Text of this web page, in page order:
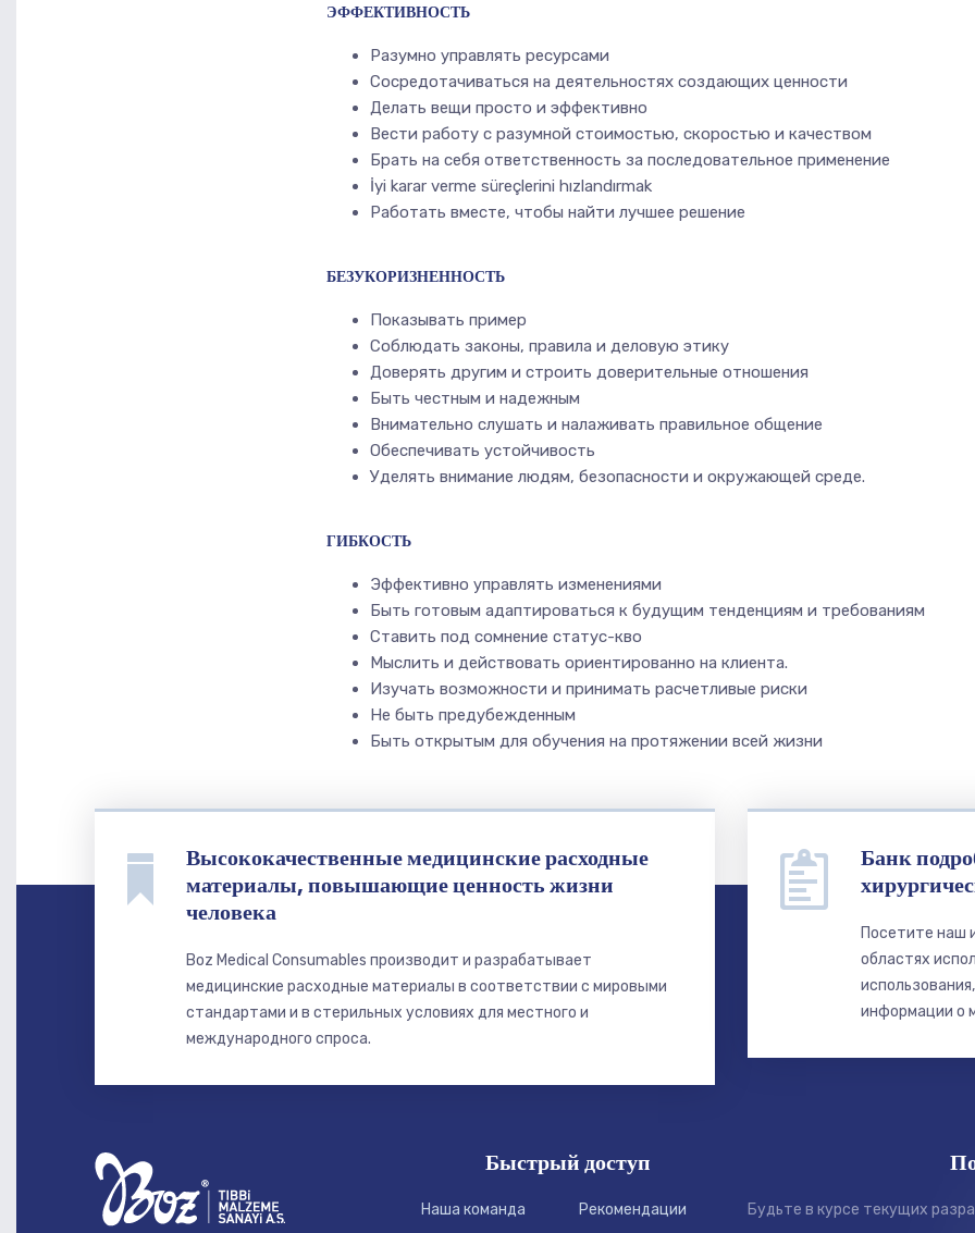
ЭФФЕКТИВНОСТЬ
Разумно управлять ресурсами
Сосредотачиваться на деятельностях создающих ценности
Делать вещи просто и эффективно
Вести работу с разумной стоимостью, скоростью и качеством
Брать на себя ответственность за последовательное применение
İyi karar verme süreçlerini hızlandırmak
Работать вместе, чтобы найти лучшее решение
БЕЗУКОРИЗНЕННОСТЬ
Показывать пример
Соблюдать законы, правила и деловую этику
Доверять другим и строить доверительные отношения
Быть честным и надежным
Внимательно слушать и налаживать правильное общение
Обеспечивать устойчивость
Уделять внимание людям, безопасности и окружающей среде.
ГИБКОСТЬ
Эффективно управлять изменениями
Быть готовым адаптироваться к будущим тенденциям и требованиям
Ставить под сомнение статус-кво
Мыслить и действовать ориентированно на клиента.
Изучать возможности и принимать расчетливые риски
Не быть предубежденным
Быть открытым для обучения на протяжении всей жизни
Высококачественные медицинские расходные
материалы, повышающие ценность жизни
человека
Boz Medical Consumables производит и разрабатывает
медицинские расходные материалы в соответствии с мировыми
стандартами и в стерильных условиях для местного и
международного спроса.
Банк
Посетите наш
областях
информации о
Быстрый доступ
Наша команда Рекомендации Будьте в курсе текущих